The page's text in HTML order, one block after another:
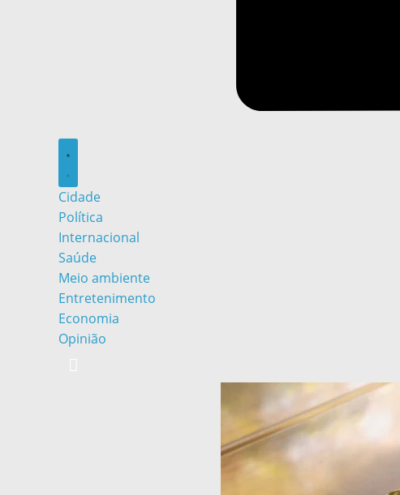
Cidade
Política
Internacional
Saúde
Meio ambiente
Entretenimento
Economia
Opinião